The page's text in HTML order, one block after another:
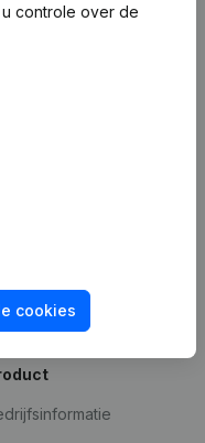
controle over de
cookies